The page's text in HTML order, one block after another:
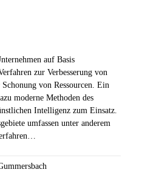
auf Basis
zur Verbesserung von
von Ressourcen. Ein
moderne Methoden des
Intelligenz zum Einsatz.
umfassen unter anderem